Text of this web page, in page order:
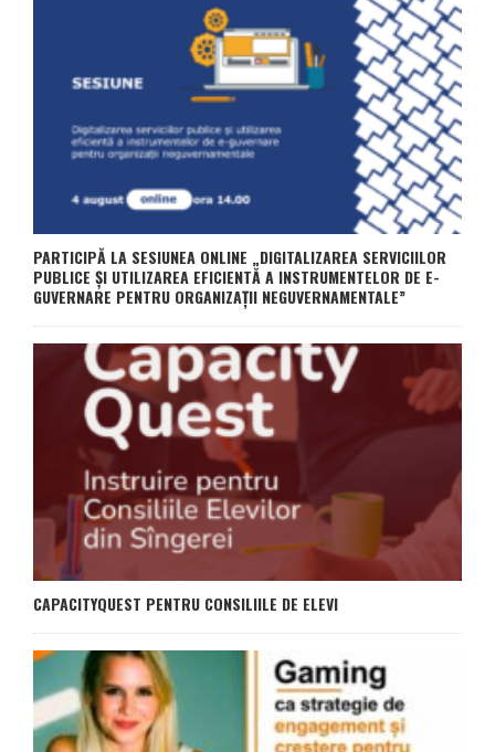
PARTICIPĂ LA SESIUNEA ONLINE „DIGITALIZAREA SERVICIILOR
PUBLICE ȘI UTILIZAREA EFICIENTĂ A INSTRUMENTELOR DE E-
GUVERNARE PENTRU ORGANIZAȚII NEGUVERNAMENTALE”
CAPACITYQUEST PENTRU CONSILIILE DE ELEVI